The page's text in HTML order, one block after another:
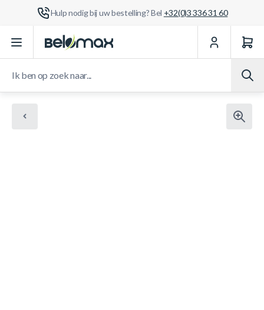
Hulp nodig bij uw bestelling? Bel +32(0)3 336 31 60
Ga naar de inhoud